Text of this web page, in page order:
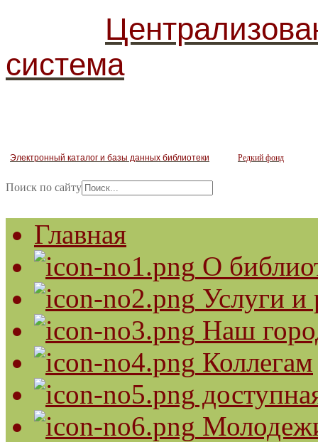
система
Электронный каталог и базы данных библиотеки Редкий фонд
Поиск по сайту
Главная
О
Услуги и
Наш
Коллегам